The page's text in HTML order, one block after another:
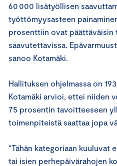
60 000 lisätyöllisen
työttömyysasteen
prosenttiin ovat päättäväisin
saavutettavissa.
sanoo Kotamäki.
Hallituksen ohjelmassa on
Kotamäki arvioi, ettei niiden
75 prosentin tavoitteeseen
toimenpiteistä saattaa jopa
“Tähän kategoriaan kuuluvat
tai isien perhepäivärahojen